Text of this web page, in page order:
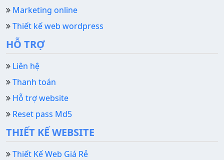
Marketing online
Thiết kế web wordpress
HỖ TRỢ
Liên hệ
Thanh toán
Hỗ trợ website
Reset pass Md5
THIẾT KẾ WEBSITE
Thiết Kế Web Giá Rẻ